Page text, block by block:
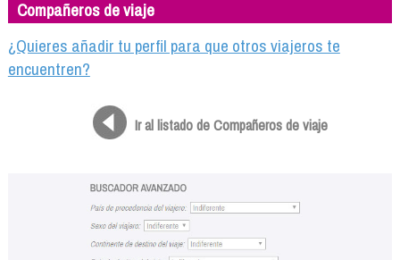
Libros
Compañeros de viaje
Compañeros de viaje
¿Quieres añadir tu perfil para que otros viajeros te
encuentren?
Ir al listado de Compañeros de viaje